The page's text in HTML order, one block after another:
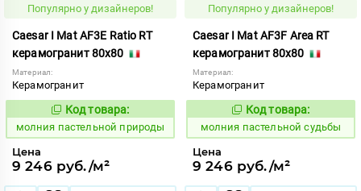
Популярно у дизайнеров!
Caesar I Mat AF3E Ratio RT
керамогранит 80x80
Материал:
Керамогранит
1008725
Код товара:
молния пастельной природы
Цена
9 246 руб./м²
Популярно у дизайнеров!
Caesar I Mat AF3F Area RT
керамогранит 80x80
Материал:
Керамогранит
1008724
Код товара:
молния пастельной судьбы
Цена
9 246 руб./м²